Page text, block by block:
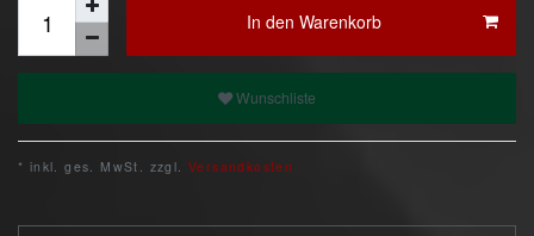
In den Warenkorb
Wunschliste
* inkl. ges. MwSt. zzgl. Versandkosten